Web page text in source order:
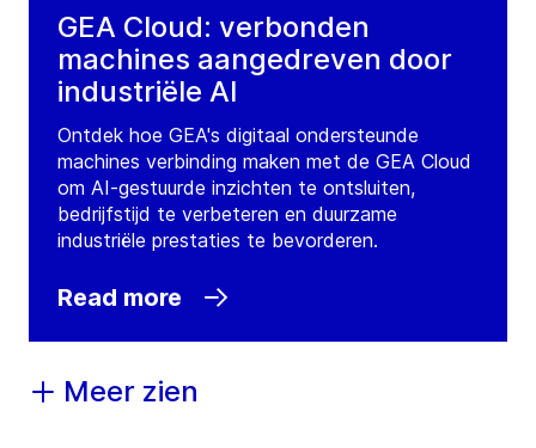
GEA Cloud: verbonden
machines aangedreven door
industriële AI
Ontdek hoe GEA's digitaal ondersteunde
machines verbinding maken met de GEA Cloud
om AI-gestuurde inzichten te ontsluiten,
bedrijfstijd te verbeteren en duurzame
industriële prestaties te bevorderen.
Read more
Meer zien